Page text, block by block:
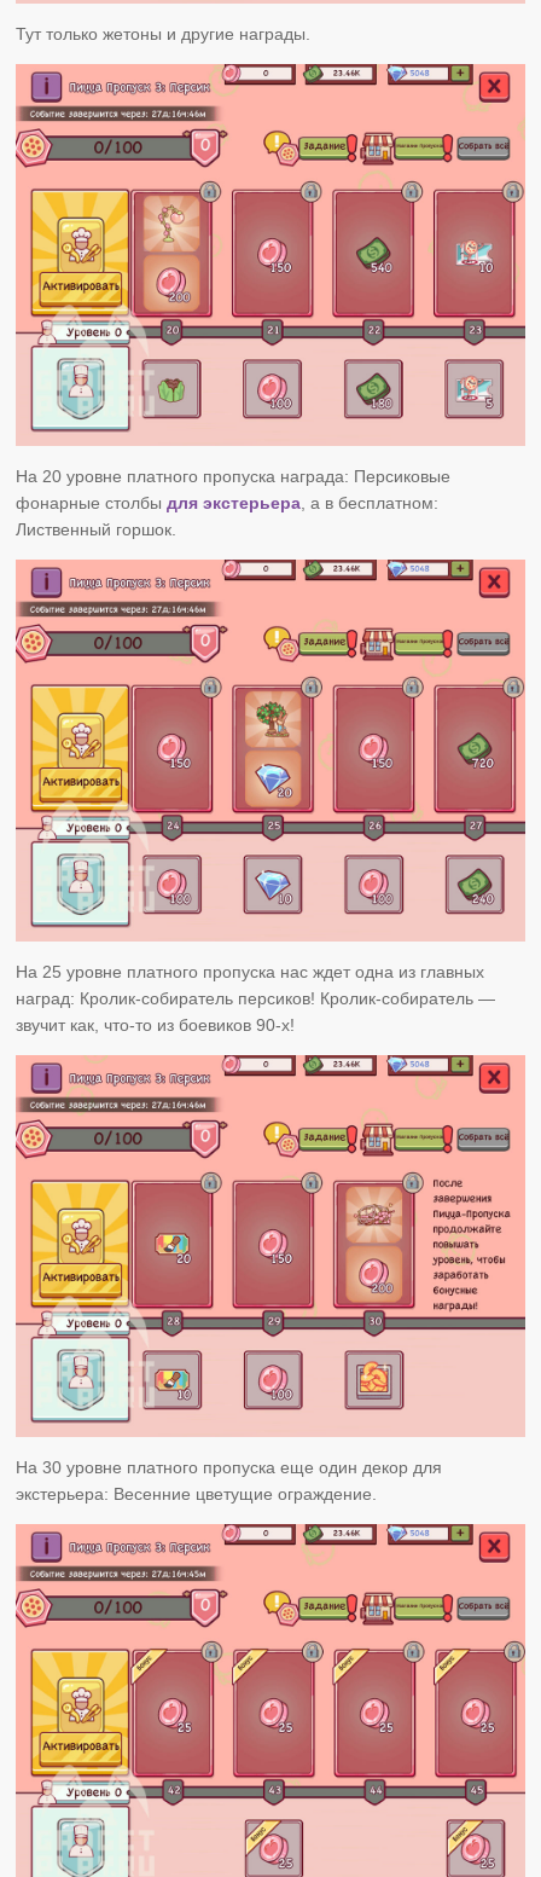
Тут только жетоны и другие награды.
На 20 уровне платного пропуска награда: Персиковые
фонарные столбыдля экстерьера , а в бесплатном:
Лиственный горшок.
На 25 уровне платного пропуска нас ждет одна из главных
наград: Кролик-собиратель персиков! Кролик-собиратель —
звучит как, что-то из боевиков 90-х!
На 30 уровне платного пропуска еще один декор для
экстерьера: Весенние цветущие ограждение.